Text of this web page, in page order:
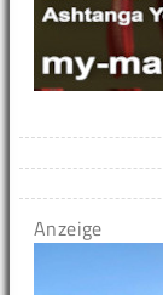
Anzeige